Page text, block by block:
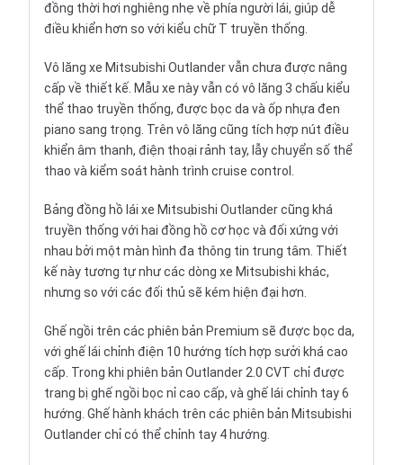
đồng thời hơi nghiêng nhẹ về phía người lái, giúp dễ
điều khiển hơn so với kiểu chữ T truyền thống.
Vô lăng xe Mitsubishi Outlander vẫn chưa được nâng
cấp về thiết kế. Mẫu xe này vẫn có vô lăng 3 chấu kiểu
thể thao truyền thống, được bọc da và ốp nhựa đen
piano sang trọng. Trên vô lăng cũng tích hợp nút điều
khiển âm thanh, điện thoại rảnh tay, lẫy chuyển số thể
thao và kiểm soát hành trình cruise control.
Bảng đồng hồ lái xe Mitsubishi Outlander cũng khá
truyền thống với hai đồng hồ cơ học và đối xứng với
nhau bởi một màn hình đa thông tin trung tâm. Thiết
kế này tương tự như các dòng xe Mitsubishi khác,
nhưng so với các đối thủ sẽ kém hiện đại hơn.
Ghế ngồi trên các phiên bản Premium sẽ được bọc da,
với ghế lái chỉnh điện 10 hướng tích hợp sưởi khá cao
cấp. Trong khi phiên bản Outlander 2.0 CVT chỉ được
trang bị ghế ngồi bọc nỉ cao cấp, và ghế lái chỉnh tay 6
hướng. Ghế hành khách trên các phiên bản Mitsubishi
Outlander chỉ có thể chỉnh tay 4 hướng.